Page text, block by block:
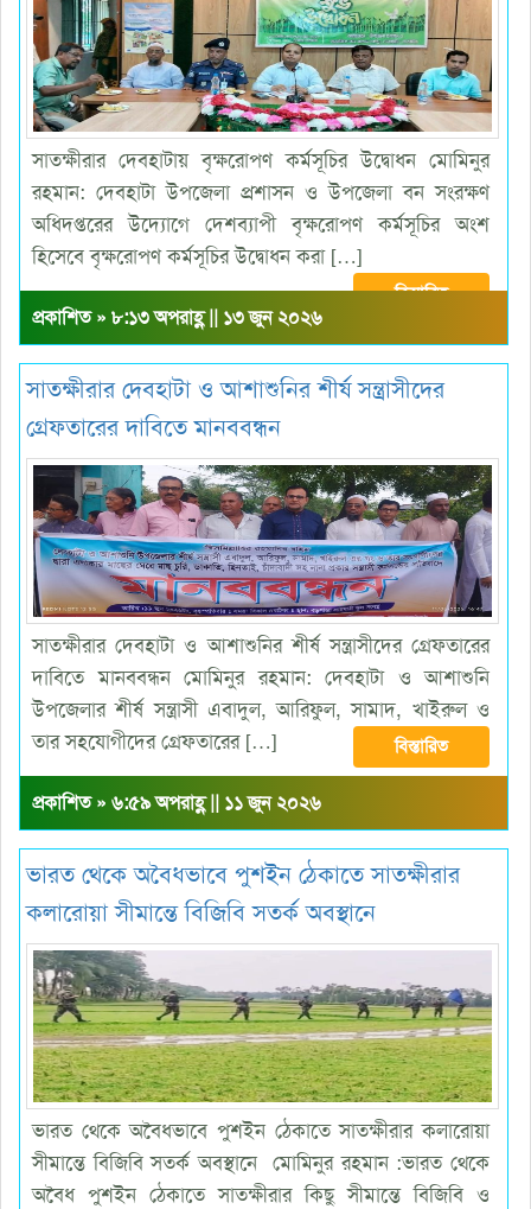
সাতক্ষীরার দেবহাটায় বৃক্ষরোপণ কর্মসূচির উদ্বোধন মোমিনুর
রহমান: দেবহাটা উপজেলা প্রশাসন ও উপজেলা বন সংরক্ষণ
অধিদপ্তরের উদ্যোগে দেশব্যাপী বৃক্ষরোপণ কর্মসূচির অংশ
হিসেবে বৃক্ষরোপণ কর্মসূচির উদ্বোধন করা […]
বিস্তারিত
প্রকাশিত » ৮:১৩ অপরাহ্ণ || ১৩ জুন ২০২৬
সাতক্ষীরার দেবহাটা ও আশাশুনির শীর্ষ সন্ত্রাসীদের
গ্রেফতারের দাবিতে মানববন্ধন
সাতক্ষীরার দেবহাটা ও আশাশুনির শীর্ষ সন্ত্রাসীদের গ্রেফতারের
দাবিতে মানববন্ধন মোমিনুর রহমান: দেবহাটা ও আশাশুনি
উপজেলার শীর্ষ সন্ত্রাসী এবাদুল, আরিফুল, সামাদ, খাইরুল ও
তার সহযোগীদের গ্রেফতারের […]
বিস্তারিত
প্রকাশিত » ৬:৫৯ অপরাহ্ণ || ১১ জুন ২০২৬
ভারত থেকে অবৈধভাবে পুশইন ঠেকাতে সাতক্ষীরার
কলারোয়া সীমান্তে বিজিবি সতর্ক অবস্থানে
ভারত থেকে অবৈধভাবে পুশইন ঠেকাতে সাতক্ষীরার কলারোয়া
সীমান্তে বিজিবি সতর্ক অবস্থানে মোমিনুর রহমান :ভারত থেকে
অবৈধ পুশইন ঠেকাতে সাতক্ষীরার কিছু সীমান্তে বিজিবি ও